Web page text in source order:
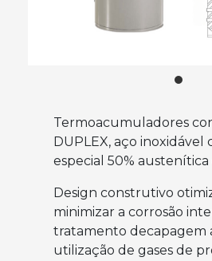
Termoacumuladores
DUPLEX, aço inoxidável
especial 50%
Design construtivo
minimizar a corrosão
tratamento decapagem
utilização de gases de